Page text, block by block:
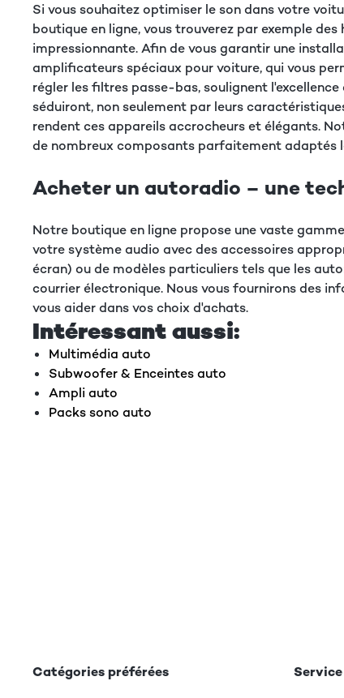
Si vous souhaitez optimiser le son dans votre
boutique en ligne, vous trouverez par exemple
impressionnante. Afin de vous garantir une
amplificateurs spéciaux pour voiture, qui vous
régler les filtres passe-bas, soulignent
séduiront, non seulement par leurs
rendent ces appareils accrocheurs et élégants.
de nombreux composants parfaitement adaptés
Acheter un autoradio – une
Notre boutique en ligne propose une vaste
votre système audio avec des accessoires
écran) ou de modèles particuliers tels que les
courrier électronique. Nous vous fournirons des
vous aider dans vos choix d'achats.
Intéressant aussi:
Multimédia auto
Subwoofer & Enceintes auto
Ampli auto
Packs sono auto
Catégories préférées
Service